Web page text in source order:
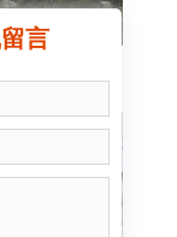
言